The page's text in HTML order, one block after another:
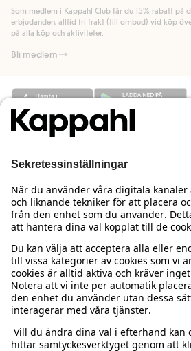
Läs mer
Läs mer
Som medlem i Kappahl Club får du 15% rabatt på
erbjudanden, alltid fri frakt (till ombud) vid köp
på alla köp och aktiviteter.
Bli medlem
Behöver du hjälp?
Kundservice
Vanliga frågor
Beställning & retur
Kontakta oss
Hitta butik
Kappahl Club
Logga in
Kappahl Club
Medlemsvillkor
Om oss
Om Kappahl Group
Villkor & policy
Köpvillkor Sverige
Mer från oss